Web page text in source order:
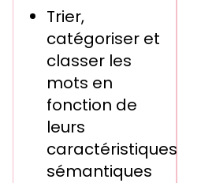
Trier,
catégoriser et
classer les
mots en
fonction de
leurs
caractéristiques
sémantiques